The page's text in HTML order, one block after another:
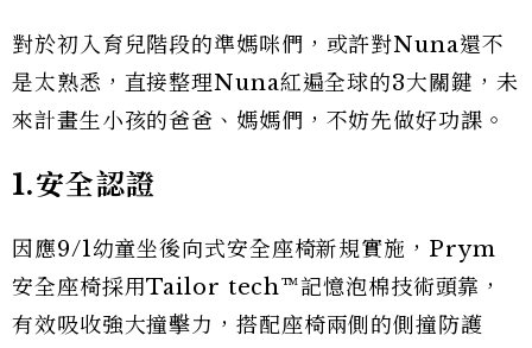
對於初入育兒階段的準媽咪們，或許對Nuna還不
是太熟悉，直接整理Nuna紅遍全球的3大關鍵，未
來計畫生小孩的爸爸、媽媽們，不妨先做好功課。
1.安全認證
因應9/1幼童坐後向式安全座椅新規實施，Prym
安全座椅採用Tailor tech™記憶泡棉技術頭靠，
有效吸收強大撞擊力，搭配座椅兩側的側撞防護